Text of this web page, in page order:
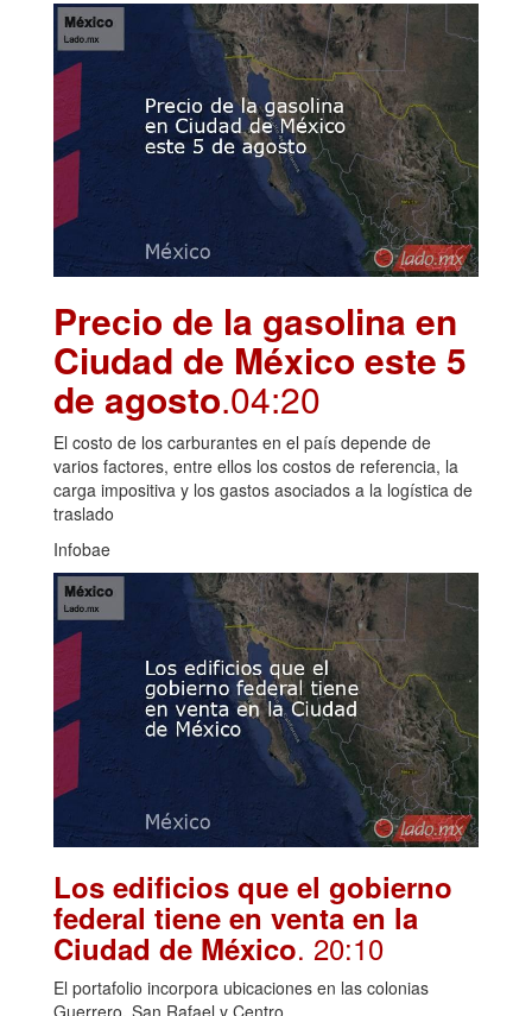
Precio de la gasolina en
Ciudad de México este 5
de agosto.04:20
El costo de los carburantes en el país depende de
varios factores, entre ellos los costos de referencia, la
carga impositiva y los gastos asociados a la logística de
traslado
Infobae
Los edificios que el gobierno
federal tiene en venta en la
Ciudad de México. 20:10
El portafolio incorpora ubicaciones en las colonias
Guerrero, San Rafael y Centro